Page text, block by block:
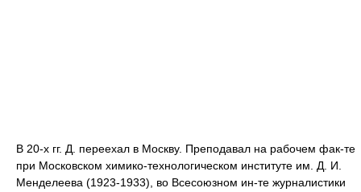
В 20-х гг. Д. переехал в Москву. Преподавал на рабочем фак-те
при Московском химико-технологическом институте им. Д. И.
Менделеева (1923-1933), во Всесоюзном ин-те журналистики